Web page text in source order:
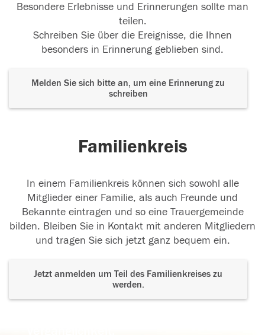
Besondere Erlebnisse und Erinnerungen sollte man
teilen.
Schreiben Sie über die Ereignisse, die Ihnen
besonders in Erinnerung geblieben sind.
Melden Sie sich bitte an, um eine Erinnerung zu
schreiben
Familienkreis
In einem Familienkreis können sich sowohl alle
Mitglieder einer Familie, als auch Freunde und
Bekannte eintragen und so eine Trauergemeinde
bilden. Bleiben Sie in Kontakt mit anderen Mitgliedern
und tragen Sie sich jetzt ganz bequem ein.
Jetzt anmelden um Teil des Familienkreises zu
werden.